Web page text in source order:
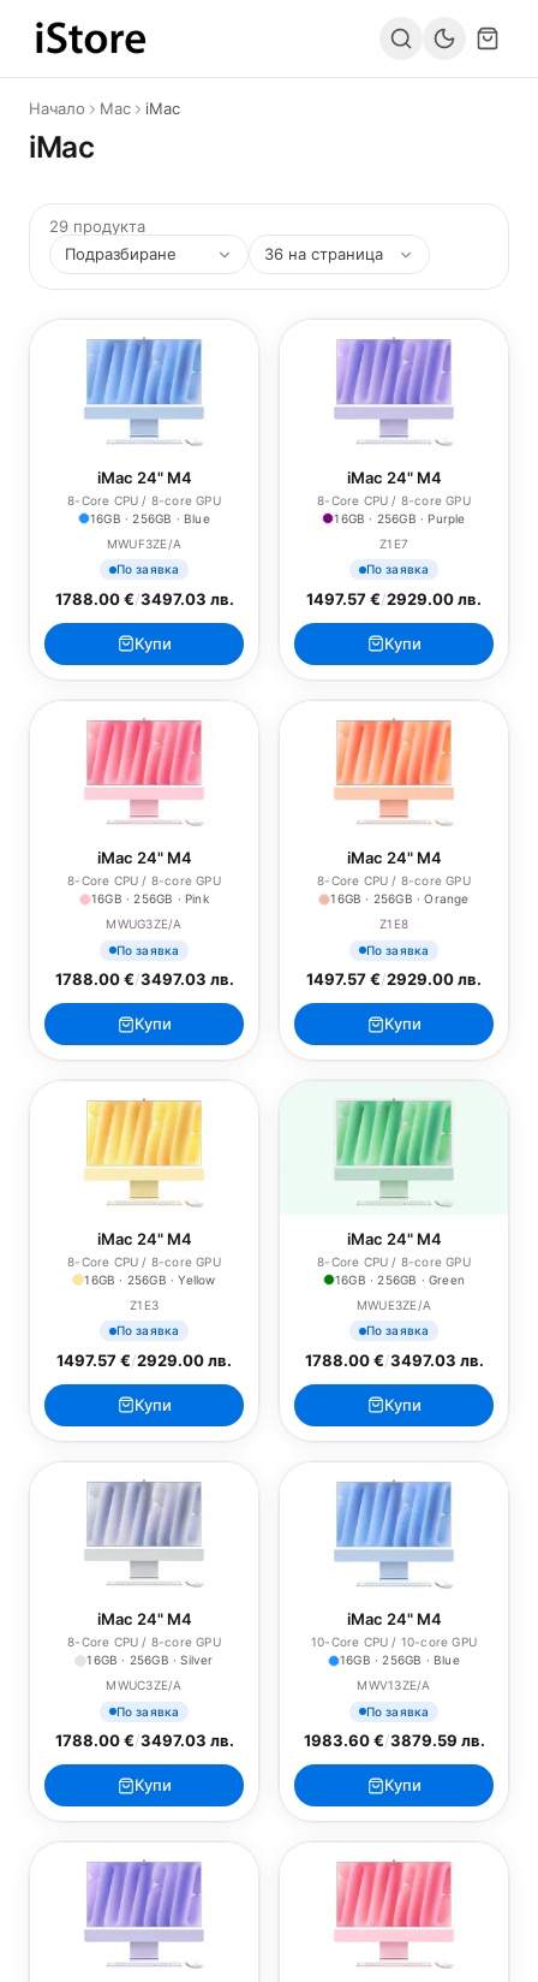
Към съдържанието
Начало Mac iMac
iMac
29 продукта
iMac 24" M4
8-Core CPU / 8-core GPU
16GB · 256GB · Blue
MWUF3ZE/A
По заявка
1788.00 €/3497.03 лв.
Купи
iMac 24" M4
8-Core CPU / 8-core GPU
16GB · 256GB · Purple
Z1E7
По заявка
1497.57 €/2929.00 лв.
Купи
iMac 24" M4
8-Core CPU / 8-core GPU
16GB · 256GB · Pink
MWUG3ZE/A
По заявка
1788.00 €/3497.03 лв.
Купи
iMac 24" M4
8-Core CPU / 8-core GPU
16GB · 256GB · Orange
Z1E8
По заявка
1497.57 €/2929.00 лв.
Купи
iMac 24" M4
8-Core CPU / 8-core GPU
16GB · 256GB · Yellow
Z1E3
По заявка
1497.57 €/2929.00 лв.
Купи
iMac 24" M4
8-Core CPU / 8-core GPU
16GB · 256GB · Green
MWUE3ZE/A
По заявка
1788.00 €/3497.03 лв.
Купи
iMac 24" M4
8-Core CPU / 8-core GPU
16GB · 256GB · Silver
MWUC3ZE/A
По заявка
1788.00 €/3497.03 лв.
Купи
iMac 24" M4
10-Core CPU / 10-core GPU
16GB · 256GB · Blue
MWV13ZE/A
По заявка
1983.60 €/3879.59 лв.
Купи